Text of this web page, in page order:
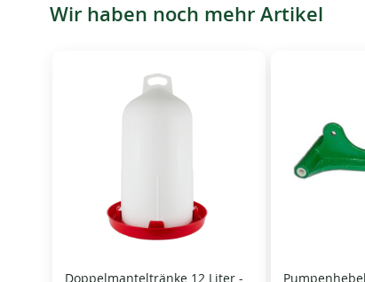
Wir haben noch mehr Artikel
Doppelmanteltränke 12 Liter -